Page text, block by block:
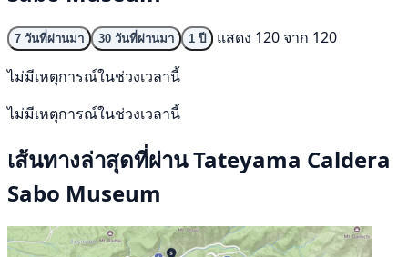
7 วันที่ผ่านมา 30 วันที่ผ่านมา 1 ปี
แสดง 120 จาก 120
ไม่มีเหตุการณ์ในช่วงเวลานี้
ไม่มีเหตุการณ์ในช่วงเวลานี้
เส้นทางล่าสุดที่ผ่าน Tateyama Caldera
Sabo Museum